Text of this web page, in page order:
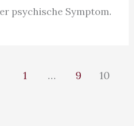
psychische Symptom.
1 … 9 10